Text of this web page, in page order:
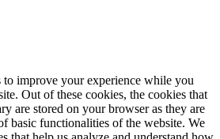
to improve your experience while you
Out of these cookies, the cookies that
are stored on your browser as they are
basic functionalities of the website. We